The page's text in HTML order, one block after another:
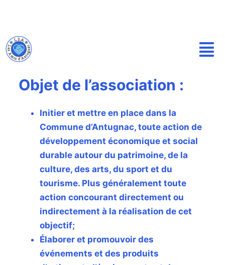
s
s
e
Objet de l’association :
Initier et mettre en place dans la
Commune d’Antugnac, toute action de
développement économique et social
durable autour du patrimoine, de la
culture, des arts, du sport et du
tourisme. Plus généralement toute
action concourant directement ou
indirectement à la réalisation de cet
objectif;
Élaborer et promouvoir des
événements et des produits